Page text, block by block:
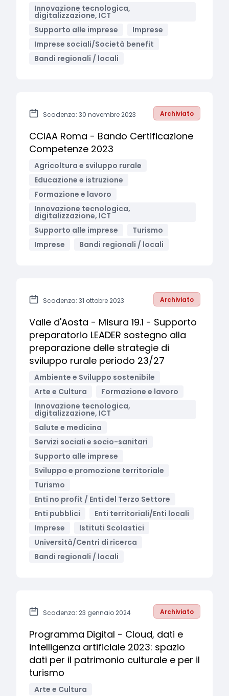
Innovazione tecnologica,
digitalizzazione, ICT
Supporto alle imprese
Imprese
Imprese sociali/Società benefit
Bandi regionali / locali
Scadenza: 30 novembre 2023 Archiviato
CCIAA Roma - Bando Certificazione
Competenze 2023
Agricoltura e sviluppo rurale
Educazione e istruzione
Formazione e lavoro
Innovazione tecnologica,
digitalizzazione, ICT
Supporto alle imprese
Turismo
Imprese
Bandi regionali / locali
Scadenza: 31 ottobre 2023 Archiviato
Valle d'Aosta - Misura 19.1 - Supporto
preparatorio LEADER sostegno alla
preparazione delle strategie di
sviluppo rurale periodo 23/27
Ambiente e Sviluppo sostenibile
Arte e Cultura
Formazione e lavoro
Innovazione tecnologica,
digitalizzazione, ICT
Salute e medicina
Servizi sociali e socio-sanitari
Supporto alle imprese
Sviluppo e promozione territoriale
Turismo
Enti no profit / Enti del Terzo Settore
Enti pubblici
Enti territoriali/Enti locali
Imprese
Istituti Scolastici
Università/Centri di ricerca
Bandi regionali / locali
Scadenza: 23 gennaio 2024 Archiviato
Programma Digital - Cloud, dati e
intelligenza artificiale 2023: spazio
dati per il patrimonio culturale e per il
turismo
Arte e Cultura